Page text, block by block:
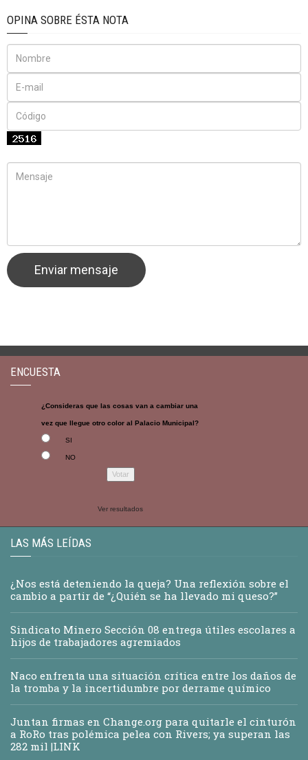
OPINA SOBRE ÉSTA NOTA
ENCUESTA
¿Consideras que las cosas van a cambiar una
vez que llegue otro color al Palacio Municipal?
SI
NO
Ver resultados
LAS MÁS LEÍDAS
¿Nos está deteniendo la queja? Una reflexión sobre el
cambio a partir de “¿Quién se ha llevado mi queso?”
Sindicato Minero Sección 08 entrega útiles escolares a
hijos de trabajadores agremiados
Naco enfrenta una situación crítica entre los daños de
la tromba y la incertidumbre por derrame químico
Juntan firmas en Change.org para quitarle el cinturón
a RoRo tras polémica pelea con Rivers; ya superan las
282 mil |LINK